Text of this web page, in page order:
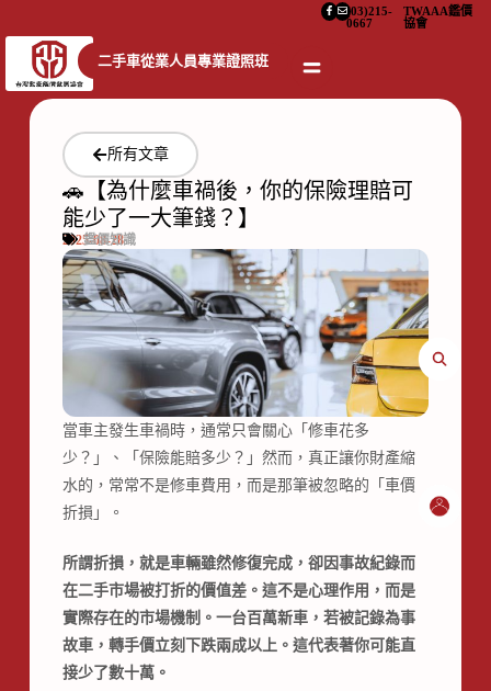
TWAAA鑑價
協會
(03)215-
0667
二手車從業人員專業證照班
所有文章
🚗【為什麼車禍後，你的保險理賠可
能少了一大筆錢？】
2025-08-28
鑑價知識
當車主發生車禍時，通常只會關心「修車花多
少？」、「保險能賠多少？」然而，真正讓你財產縮
水的，常常不是修車費用，而是那筆被忽略的「車價
折損」。
所謂折損，就是車輛雖然修復完成，卻因事故紀錄而
在二手市場被打折的價值差。這不是心理作用，而是
實際存在的市場機制。一台百萬新車，若被記錄為事
故車，轉手價立刻下跌兩成以上。這代表著你可能直
接少了數十萬。